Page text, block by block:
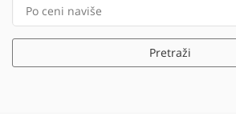
Pretraži